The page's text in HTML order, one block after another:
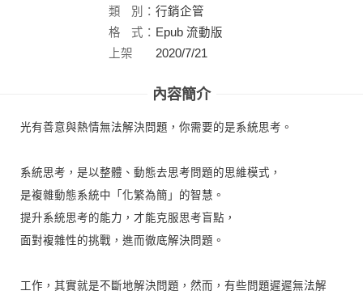
社：
類
別： 行銷企管
格
式： Epub 流動版
上架
2020/7/21
內容簡介
光有善意與熱情無法解決問題，你需要的是系統思考。
系統思考，是以整體、動態去思考問題的思維模式，
是複雜動態系統中「化繁為簡」的智慧。
提升系統思考的能力，才能克服思考盲點，
面對複雜性的挑戰，進而徹底解決問題。
工作，其實就是不斷地解決問題，然而，有些問題遲遲無法解